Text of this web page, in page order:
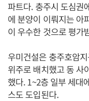
파트다. 충주시 도심권
에 분양이 이뤄지는 아
이 우수한 것으로 평가
우미건설은 충주호암
위주로 배치했고 동 사
했다. 1~2층 일부 세대
스도 도입된다.